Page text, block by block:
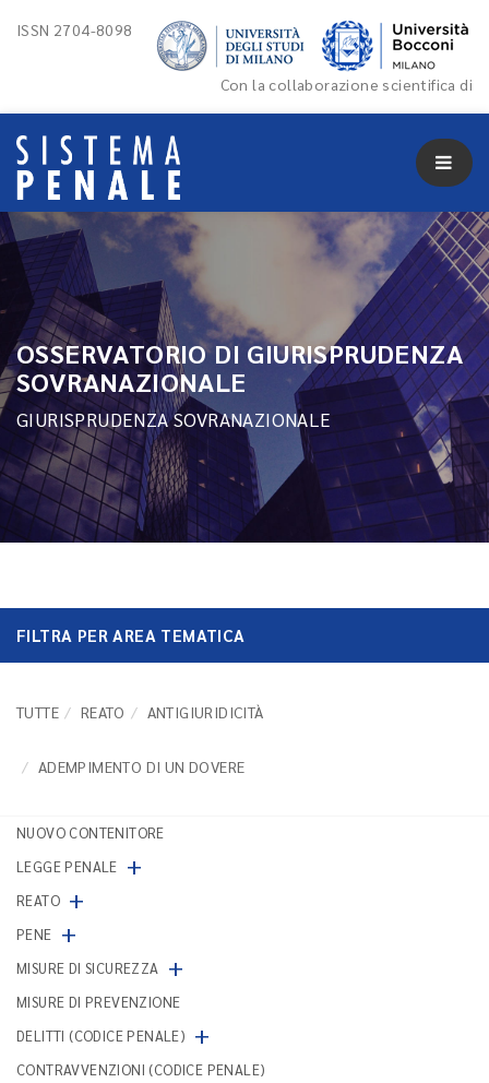
ISSN 2704-8098
Con la collaborazione scientifica di
OSSERVATORIO DI GIURISPRUDENZA
SOVRANAZIONALE
GIURISPRUDENZA SOVRANAZIONALE
FILTRA PER AREA TEMATICA
TUTTE REATO ANTIGIURIDICITÀ
ADEMPIMENTO DI UN DOVERE
NUOVO CONTENITORE
LEGGE PENALE +
REATO +
PENE +
MISURE DI SICUREZZA +
MISURE DI PREVENZIONE
DELITTI (CODICE PENALE) +
CONTRAVVENZIONI (CODICE PENALE)